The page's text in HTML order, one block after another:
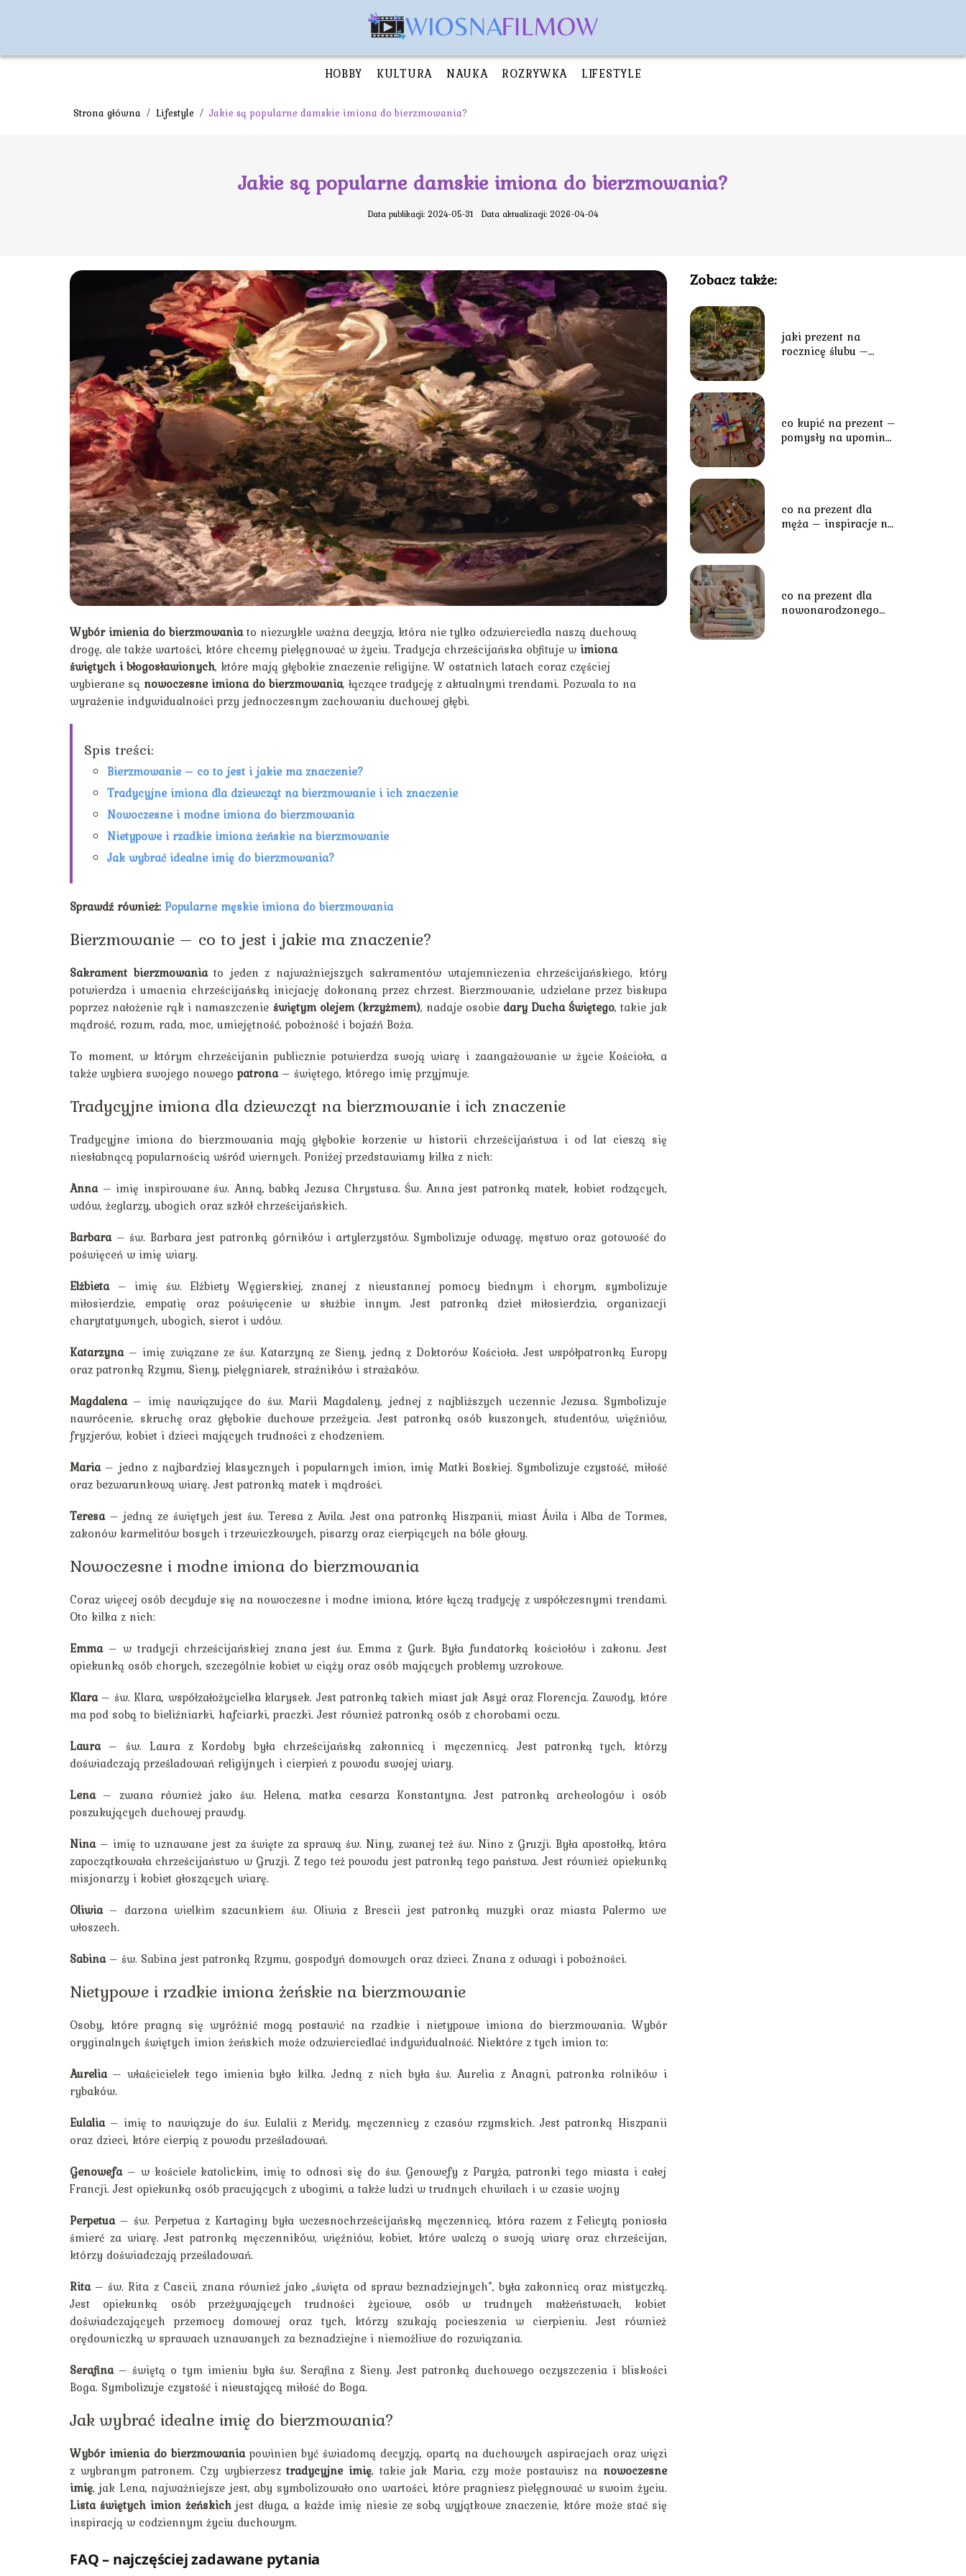
HOBBY KULTURA NAUKA ROZRYWKA LIFESTYLE
Strona główna / Lifestyle /Jakie są popularne damskie imiona do bierzmowania?
Jakie są popularne damskie imiona do bierzmowania?
Data publikacji: 2024-05-31 Data aktualizacji: 2026-04-04
Wybór imienia do bierzmowaniato niezwykle ważna decyzja, która nie tylko odzwierciedla naszą duchową
drogę, ale także wartości, które chcemy pielęgnować w życiu. Tradycja chrześcijańska obfituje w imiona
świętych i błogosławionych, które mają głębokie znaczenie religijne. W ostatnich latach coraz częściej
wybierane są nowoczesne imiona do bierzmowania, łączące tradycję z aktualnymi trendami. Pozwala to na
wyrażenie indywidualności przy jednoczesnym zachowaniu duchowej głębi.
Spis treści:
Bierzmowanie – co to jest i jakie ma znaczenie?
Tradycyjne imiona dla dziewcząt na bierzmowanie i ich znaczenie
Nowoczesne i modne imiona do bierzmowania
Nietypowe i rzadkie imiona żeńskie na bierzmowanie
Jak wybrać idealne imię do bierzmowania?
Sprawdź również: Popularne męskie imiona do bierzmowania
Bierzmowanie – co to jest i jakie ma znaczenie?
Sakrament bierzmowaniato jeden z najważniejszych sakramentów wtajemniczenia chrześcijańskiego, który
potwierdza i umacnia chrześcijańską inicjację dokonaną przez chrzest. Bierzmowanie, udzielane przez biskupa
poprzez nałożenie rąk i namaszczenie świętym olejem (krzyżmem), nadaje osobie dary Ducha Świętego, takie jak
mądrość, rozum, rada, moc, umiejętność, pobożność i bojaźń Boża.
To moment, w którym chrześcijanin publicznie potwierdza swoją wiarę i zaangażowanie w życie Kościoła, a
także wybiera swojego nowego patrona– świętego, którego imię przyjmuje.
Tradycyjne imiona dla dziewcząt na bierzmowanie i ich znaczenie
Tradycyjne imiona do bierzmowania mają głębokie korzenie w historii chrześcijaństwa i od lat cieszą się
niesłabnącą popularnością wśród wiernych. Poniżej przedstawiamy kilka z nich:
Anna– imię inspirowane św. Anną, babką Jezusa Chrystusa. Św. Anna jest patronką matek, kobiet rodzących,
wdów, żeglarzy, ubogich oraz szkół chrześcijańskich.
Barbara– św. Barbara jest patronką górników i artylerzystów. Symbolizuje odwagę, męstwo oraz gotowość do
poświęceń w imię wiary.
Elżbieta– imię św. Elżbiety Węgierskiej, znanej z nieustannej pomocy biednym i chorym, symbolizuje
miłosierdzie, empatię oraz poświęcenie w służbie innym. Jest patronką dzieł miłosierdzia, organizacji
charytatywnych, ubogich, sierot i wdów.
Katarzyna– imię związane ze św. Katarzyną ze Sieny, jedną z Doktorów Kościoła. Jest współpatronką Europy
oraz patronką Rzymu, Sieny, pielęgniarek, strażników i strażaków.
Magdalena– imię nawiązujące do św. Marii Magdaleny, jednej z najbliższych uczennic Jezusa. Symbolizuje
nawrócenie, skruchę oraz głębokie duchowe przeżycia. Jest patronką osób kuszonych, studentów, więźniów,
fryzjerów, kobiet i dzieci mających trudności z chodzeniem.
Maria– jedno z najbardziej klasycznych i popularnych imion, imię Matki Boskiej. Symbolizuje czystość, miłość
oraz bezwarunkową wiarę. Jest patronką matek i mądrości.
Teresa– jedną ze świętych jest św. Teresa z Avila. Jest ona patronką Hiszpanii, miast Ávila i Alba de Tormes,
zakonów karmelitów bosych i trzewiczkowych, pisarzy oraz cierpiących na bóle głowy.
Nowoczesne i modne imiona do bierzmowania
Coraz więcej osób decyduje się na nowoczesne i modne imiona, które łączą tradycję z współczesnymi trendami.
Oto kilka z nich:
Emma– w tradycji chrześcijańskiej znana jest św. Emma z Gurk. Była fundatorką kościołów i zakonu. Jest
opiekunką osób chorych, szczególnie kobiet w ciąży oraz osób mających problemy wzrokowe.
Klara– św. Klara, współzałożycielka klarysek. Jest patronką takich miast jak Asyż oraz Florencja. Zawody, które
ma pod sobą to bieliźniarki, hafciarki, praczki. Jest również patronką osób z chorobami oczu.
Laura– św. Laura z Kordoby była chrześcijańską zakonnicą i męczennicą. Jest patronką tych, którzy
doświadczają prześladowań religijnych i cierpień z powodu swojej wiary.
Lena– zwana również jako św. Helena, matka cesarza Konstantyna. Jest patronką archeologów i osób
poszukujących duchowej prawdy.
Nina– imię to uznawane jest za święte za sprawą św. Niny, zwanej też św. Nino z Gruzji. Była apostołką, która
zapoczątkowała chrześcijaństwo w Gruzji. Z tego też powodu jest patronką tego państwa. Jest również opiekunką
misjonarzy i kobiet głoszących wiarę.
Oliwia– darzona wielkim szacunkiem św. Oliwia z Brescii jest patronką muzyki oraz miasta Palermo we
włoszech.
Sabina– św. Sabina jest patronką Rzymu, gospodyń domowych oraz dzieci. Znana z odwagi i pobożności.
Nietypowe i rzadkie imiona żeńskie na bierzmowanie
Osoby, które pragną się wyróżnić mogą postawić na rzadkie i nietypowe imiona do bierzmowania. Wybór
oryginalnych świętych imion żeńskich może odzwierciedlać indywidualność. Niektóre z tych imion to:
Aurelia– właścicielek tego imienia było kilka. Jedną z nich była św. Aurelia z Anagni, patronka rolników i
rybaków.
Eulalia– imię to nawiązuje do św. Eulalii z Meridy, męczennicy z czasów rzymskich. Jest patronką Hiszpanii
oraz dzieci, które cierpią z powodu prześladowań.
Genowefa– w kościele katolickim, imię to odnosi się do św. Genowefy z Paryża, patronki tego miasta i całej
Francji. Jest opiekunką osób pracujących z ubogimi, a także ludzi w trudnych chwilach i w czasie wojny
Perpetua– św. Perpetua z Kartaginy była wczesnochrześcijańską męczennicą, która razem z Felicytą poniosła
śmierć za wiarę. Jest patronką męczenników, więźniów, kobiet, które walczą o swoją wiarę oraz chrześcijan,
którzy doświadczają prześladowań.
Rita– św. Rita z Cascii, znana również jako „święta od spraw beznadziejnych”, była zakonnicą oraz mistyczką.
Jest opiekunką osób przeżywających trudności życiowe, osób w trudnych małżeństwach, kobiet
doświadczających przemocy domowej oraz tych, którzy szukają pocieszenia w cierpieniu. Jest również
orędowniczką w sprawach uznawanych za beznadziejne i niemożliwe do rozwiązania.
Serafina– świętą o tym imieniu była św. Serafina z Sieny. Jest patronką duchowego oczyszczenia i bliskości
Boga. Symbolizuje czystość i nieustającą miłość do Boga.
Jak wybrać idealne imię do bierzmowania?
Wybór imienia do bierzmowaniapowinien być świadomą decyzją, opartą na duchowych aspiracjach oraz więzi
z wybranym patronem. Czy wybierzesztradycyjne imię, takie jak Maria, czy może postawisz na nowoczesne
imię, jak Lena, najważniejsze jest, aby symbolizowało ono wartości, które pragniesz pielęgnować w swoim życiu.
Lista świętych imion żeńskichjest długa, a każde imię niesie ze sobą wyjątkowe znaczenie, które może stać się
inspiracją w codziennym życiu duchowym.
FAQ – najczęściej zadawane pytania
Zobacz także:
jaki prezent na
rocznicę ślubu –
co kupić na prezent –
pomysły na upominki
co na prezent dla
męża – inspiracje na
co na prezent dla
nowonarodzonego